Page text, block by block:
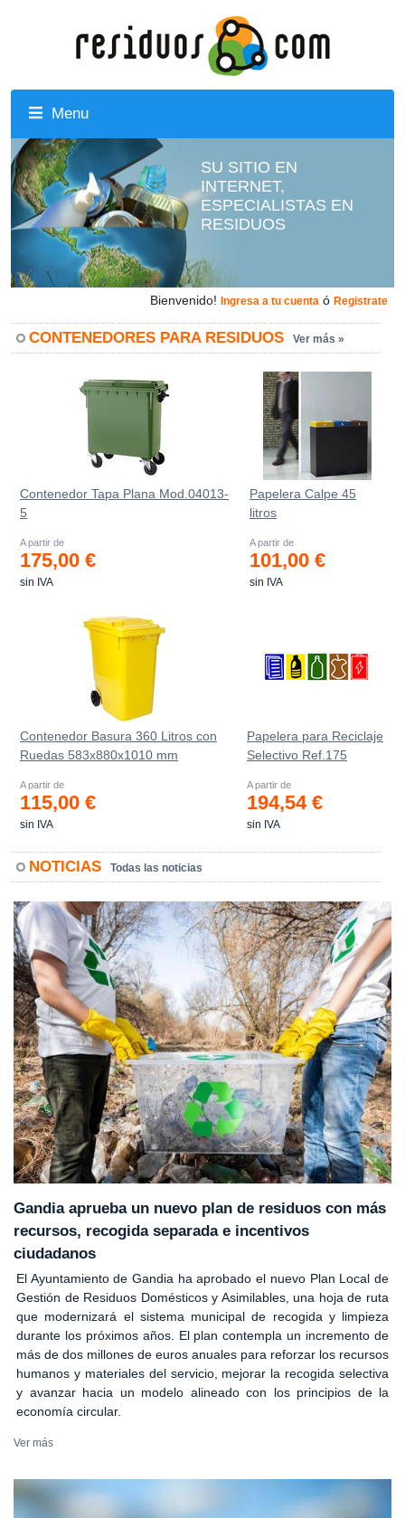
Menu
SU SITIO EN
INTERNET,
ESPECIALISTAS EN
RESIDUOS
Bienvenido! Ingresa a tu cuenta ó Registrate
CONTENEDORES PARA RESIDUOS Ver más »
Contenedor Tapa Plana Mod.04013-
5
A partir de
175,00 €
sin IVA
Papelera Calpe 45
litros
A partir de
101,00 €
sin IVA
Contenedor Basura 360 Litros con
Ruedas 583x880x1010 mm
A partir de
115,00 €
sin IVA
Papelera para Reciclaje
Selectivo Ref.175
A partir de
194,54 €
sin IVA
NOTICIAS Todas las noticias
Gandia aprueba un nuevo plan de residuos con más
recursos, recogida separada e incentivos
ciudadanos
El Ayuntamiento de Gandia ha aprobado el nuevo Plan Local de
Gestión de Residuos Domésticos y Asimilables, una hoja de ruta
que modernizará el sistema municipal de recogida y limpieza
durante los próximos años. El plan contempla un incremento de
más de dos millones de euros anuales para reforzar los recursos
humanos y materiales del servicio, mejorar la recogida selectiva
y avanzar hacia un modelo alineado con los principios de la
economía circular.
Ver más